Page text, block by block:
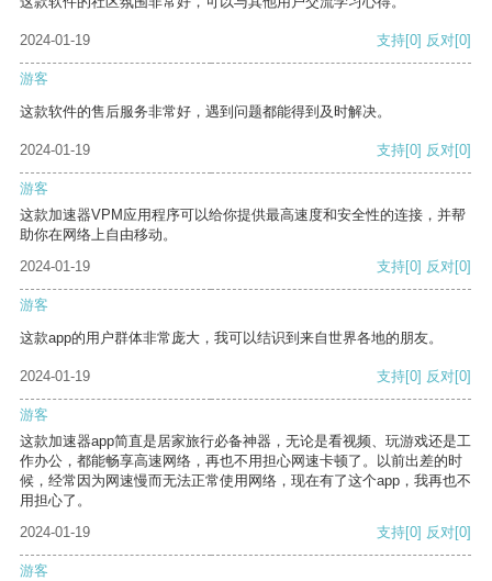
2024-01-19 支持[0] 反对[0]
游客
这款软件的售后服务非常好，遇到问题都能得到及时解决。
2024-01-19 支持[0] 反对[0]
游客
这款加速器VPM应用程序可以给你提供最高速度和安全性的连接，并帮
助你在网络上自由移动。
2024-01-19
支持[0] 反对[0]
游客
这款app的用户群体非常庞大，我可以结识到来自世界各地的朋友。
2024-01-19 支持[0] 反对[0]
游客
这款加速器app简直是居家旅行必备神器，无论是看视频、玩游戏还是工
作办公，都能畅享高速网络，再也不用担心网速卡顿了。以前出差的时
候，经常因为网速慢而无法正常使用网络，现在有了这个app，我再也不
用担心了。
2024-01-19
支持[0] 反对[0]
游客